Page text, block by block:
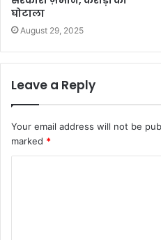
घोटाला
August 29, 2025
Leave a Reply
Your email address will not be
marked *